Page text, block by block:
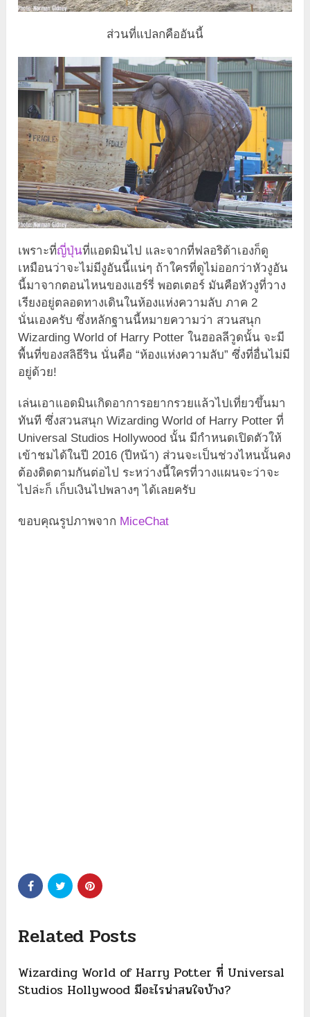
ส่วนที่แปลกคืออันนี้
เพราะที่ญี่ปุ่นที่แอดมินไป และจากที่ฟลอริด้าเองก็ดู
เหมือนว่าจะไม่มีงูอันนี้แน่ๆ ถ้าใครที่ดูไม่ออกว่าหัวงูอัน
นี้มาจากตอนไหนของแฮร์รี่ พอตเตอร์ มันคือหัวงูที่วาง
เรียงอยู่ตลอดทางเดินในห้องแห่งความลับ ภาค 2
นั่นเองครับ ซึ่งหลักฐานนี้หมายความว่า สวนสนุก
Wizarding World of Harry Potter ในฮอลลีวูดนั้น จะมี
พื้นที่ของสลิธีริน นั่นคือ “ห้องแห่งความลับ” ซึ่งที่อื่นไม่มี
อยู่ด้วย!
เล่นเอาแอดมินเกิดอาการอยากรวยแล้วไปเที่ยวขึ้นมา
ทันที ซึ่งสวนสนุก Wizarding World of Harry Potter ที่
Universal Studios Hollywood นั้น มีกำหนดเปิดตัวให้
เข้าชมได้ในปี 2016 (ปีหน้า) ส่วนจะเป็นช่วงไหนนั้นคง
ต้องติดตามกันต่อไป ระหว่างนี้ใครที่วางแผนจะว่าจะ
ไปล่ะก็ เก็บเงินไปพลางๆ ได้เลยครับ
ขอบคุณรูปภาพจาก MiceChat
Related Posts
Wizarding World of Harry Potter ที่ Universal
Studios Hollywood มีอะไรน่าสนใจบ้าง?